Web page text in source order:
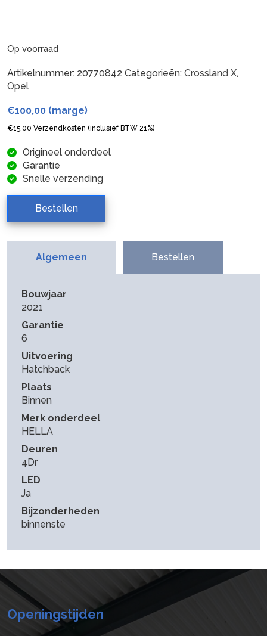
Op voorraad
Artikelnummer: 20770842 Categorieën: Crossland X,
Opel
€100,00 (marge)
€15,00 Verzendkosten (inclusief BTW 21%)
Origineel onderdeel
Garantie
Snelle verzending
Bestellen
Algemeen Bestellen
Bouwjaar
2021
Garantie
6
Uitvoering
Hatchback
Plaats
Binnen
Merk onderdeel
HELLA
Deuren
4Dr
LED
Ja
Bijzonderheden
binnenste
Openingstijden